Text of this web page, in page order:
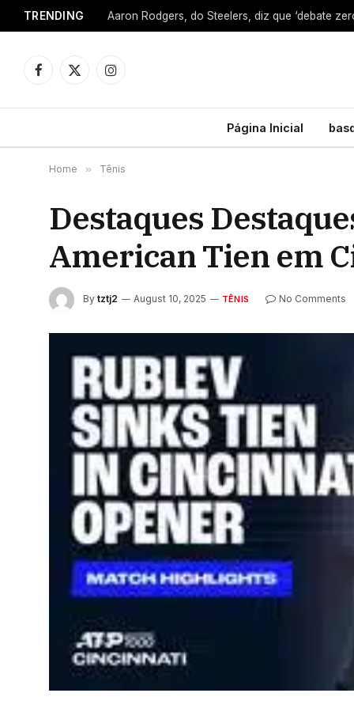
TRENDING
Facebook
X
Instagram
Página Inicial
Home » Tênis
Destaques
American Tien em
By tztj2 August 10, 2025 TÊNIS No Comments